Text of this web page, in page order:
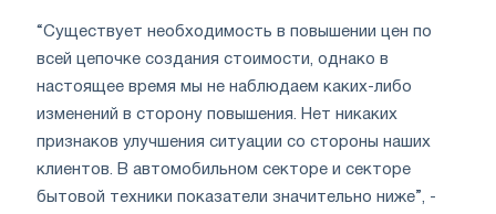
“Существует необходимость в повышении цен по
всей цепочке создания стоимости, однако в
настоящее время мы не наблюдаем каких-либо
изменений в сторону повышения. Нет никаких
признаков улучшения ситуации со стороны наших
клиентов. В автомобильном секторе и секторе
бытовой техники показатели значительно ниже”, -